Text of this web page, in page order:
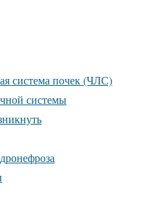
система почек (ЧЛС)
системы